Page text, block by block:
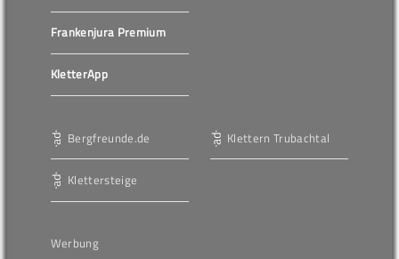
Frankenjura Premium
KletterApp
Bergfreunde.de
Klettersteige
Klettern Trubachtal
Werbung